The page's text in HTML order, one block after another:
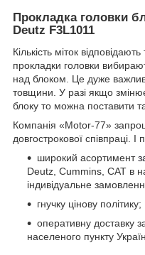
Прокладка головки
Deutz F3L1011
Кількість міток
прокладки головки
над блоком. Це дуже
товщини. У разі якщо
блоку то можна поставити
Компанія «Motor-77»
довгострокової співпраці.
широкий асортимент
Deutz, Cummins, CAT в
індивідуальне
гнучку цінову політику;
оперативну доставку
населеного пункту